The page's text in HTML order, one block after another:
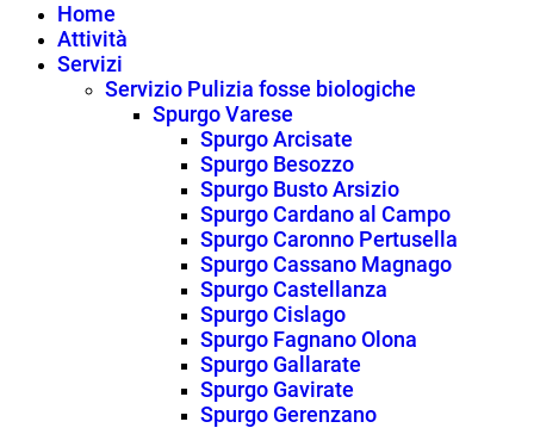
Home
Attività
Servizi
Servizio Pulizia fosse biologiche
Spurgo Varese
Spurgo Arcisate
Spurgo Besozzo
Spurgo Busto Arsizio
Spurgo Cardano al Campo
Spurgo Caronno Pertusella
Spurgo Cassano Magnago
Spurgo Castellanza
Spurgo Cislago
Spurgo Fagnano Olona
Spurgo Gallarate
Spurgo Gavirate
Spurgo Gerenzano